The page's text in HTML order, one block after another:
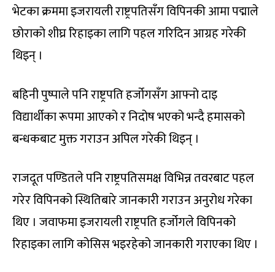
भेटका क्रममा इजरायली राष्ट्रपतिसँग विपिनकी आमा पद्माले
छोराको शीघ्र रिहाइका लागि पहल गरिदिन आग्रह गरेकी
थिइन् ।
बहिनी पुष्पाले पनि राष्ट्रपति हर्जोगसँग आफ्नो दाइ
विद्यार्थीका रूपमा आएको र निदोष भएको भन्दै हमासको
बन्धकबाट मुक्त गराउन अपिल गरेकी थिइन् ।
राजदूत पण्डितले पनि राष्ट्रपतिसमक्ष विभिन्न तवरबाट पहल
गरेर विपिनको स्थितिबारे जानकारी गराउन अनुरोध गरेका
थिए । जवाफमा इजरायली राष्ट्रपति हर्जोगले विपिनको
रिहाइका लागि कोसिस भइरहेको जानकारी गराएका थिए ।